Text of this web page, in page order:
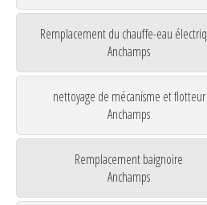
Remplacement du chauffe-eau
Anchamps
nettoyage de mécanisme et flotteur
Anchamps
Remplacement baignoire
Anchamps